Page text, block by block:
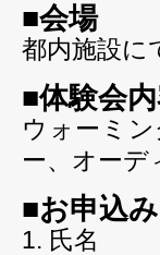
■会場
都内施設に
■体験会
ウォーミ
ー、オーデ
■お申込み
1. 氏名